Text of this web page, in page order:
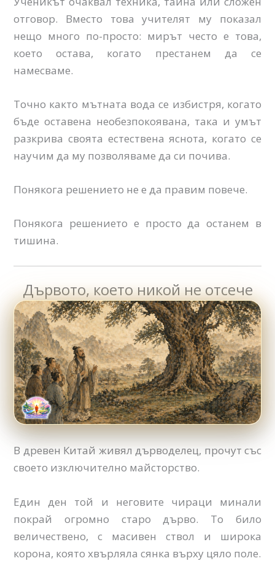
отговор. Вместо това учителят му показал
нещо много по-просто: мирът често е това,
което остава, когато престанем да се
намесваме.
Точно както мътната вода се избистря, когато
бъде оставена необезпокоявана, така и умът
разкрива своята естествена яснота, когато се
научим да му позволяваме да си почива.
Понякога решението не е да правим повече.
Понякога решението е просто да останем в
тишина.
Дървото, което никой не отсече
В древен Китай живял дърводелец, прочут със
своето изключително майсторство.
Един ден той и неговите чираци минали
покрай огромно старо дърво. То било
величествено, с масивен ствол и широка
корона, която хвърляла сянка върху цяло поле.